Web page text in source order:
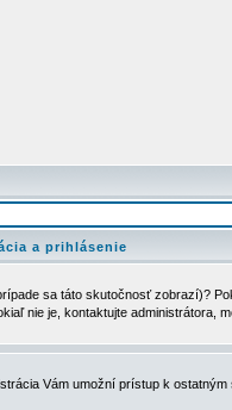
a prihlásenie
sa táto skutočnosť zobrazí)?
nie je, kontaktujte administrátora,
Vám umožní prístup k